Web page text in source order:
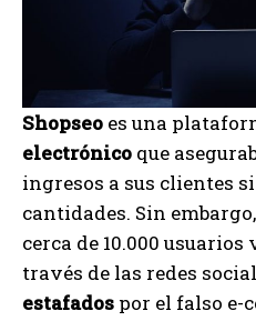
Shopseo es una
electrónico que
ingresos a sus clientes
cantidades. Sin
cerca de 10.000
través de las redes
estafados por el falso e-